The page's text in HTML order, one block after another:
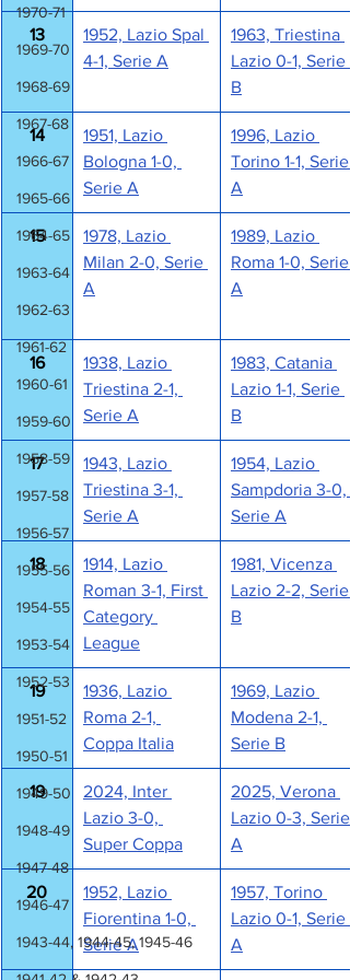
1970-71
1969-70
1968-69
1967-68
1966-67
1965-66
1964-65
1963-64
1962-63
1961-62
1960-61
1959-60
1958-59
1957-58
1956-57
1955-56
1954-55
1953-54
1952-53
1951-52
1950-51
1949-50
1948-49
1947-48
1946-47
1943-44, 1944-45, 1945-46
13
1952, Lazio Spal
4-1, Serie A
1963, Triestina
Lazio 0-1, Serie
B
14
1951, Lazio
Bologna 1-0,
Serie A
1996, Lazio
Torino 1-1, Serie
A
15
1978, Lazio
Milan 2-0, Serie
A
1989, Lazio
Roma 1-0, Serie
A
16
1938, Lazio
Triestina 2-1,
Serie A
1983, Catania
Lazio 1-1, Serie
B
17
1943, Lazio
Triestina 3-1,
Serie A
1954, Lazio
Sampdoria 3-0,
Serie A
18
1914, Lazio
Roman 3-1, First
Category
League
1981, Vicenza
Lazio 2-2, Serie
B
19
1936, Lazio
Roma 2-1,
Coppa Italia
1969, Lazio
Modena 2-1,
Serie B
19
2024, Inter
Lazio 3-0,
Super Coppa
2025, Verona
Lazio 0-3, Serie
A
20
1952, Lazio
Fiorentina 1-0,
Serie A
1957, Torino
Lazio 0-1, Serie
A